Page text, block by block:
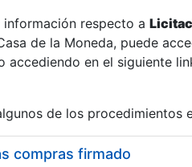
respecto a
de la Moneda, puede
accediendo en el siguiente
de los procedimientos
compras firmado